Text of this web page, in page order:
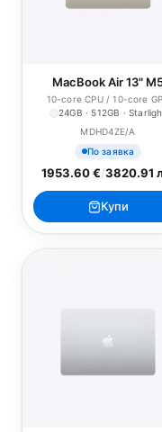
MacBook Air 13"
10-core CPU / 10-core
24GB · 512GB ·
MDHD4ZE/A
По заявка
1953.60 €/3820.91
Купи